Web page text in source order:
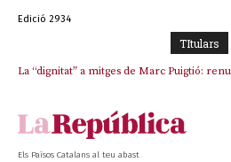
Edició 2934
TItulars
La “dignitat” a mitges de Marc Puigtió:
Els Països Catalans al teu abast